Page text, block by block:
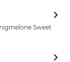
Sweet